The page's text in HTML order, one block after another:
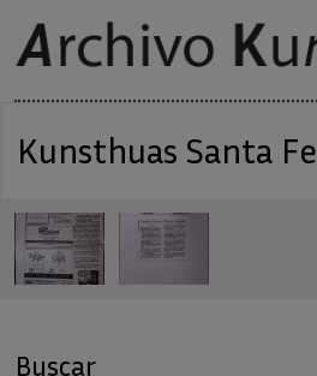
Kunsthuas Santa Fe
Buscar